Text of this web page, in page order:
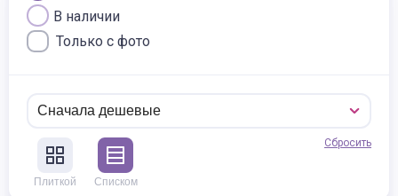
В наличии
Только с фото
Плиткой Списком
Сбросить